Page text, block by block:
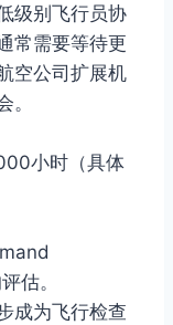
级别飞行员协
常需要等待更
空公司扩展机
。
小时（具体
估。
成为飞行检查